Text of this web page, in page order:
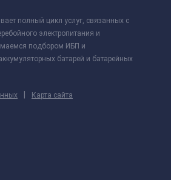
полный цикл услуг, связанных с
электропитания и
подбором ИБП и
батарей и батарейных
Карта сайта